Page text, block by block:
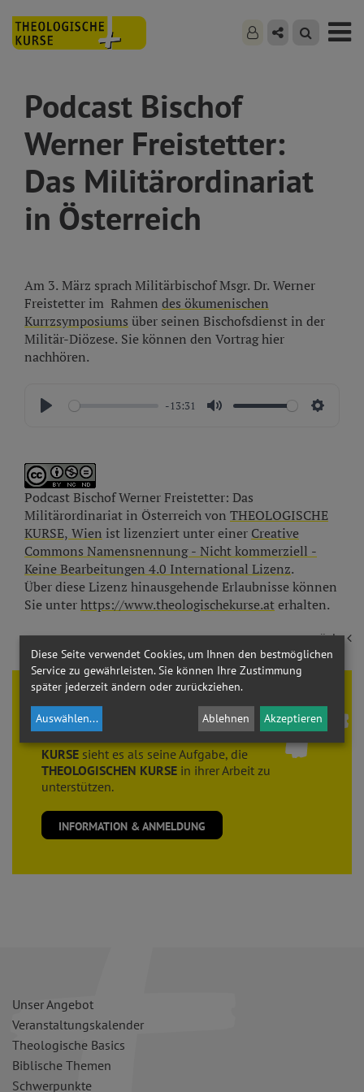
Podcast Bischof
Werner Freistetter:
Das Militärordinariat
in Österreich
Am 3. März sprach Militärbischof Msgr. Dr. Werner
Freistetter im Rahmen des ökumenischen
Kurrzsymposiums über seinen Bischofsdienst in der
Militär-Diözese. Sie können den Vortrag hier
nachhören.
-13:31
Podcast Bischof Werner Freistetter: Das
Militärordinariat in Österreichvon THEOLOGISCHE
KURSE, Wien ist lizenziert unter einer Creative
Commons Namensnennung - Nicht kommerziell -
Keine Bearbeitungen 4.0 International Lizenz.
Über diese Lizenz hinausgehende Erlaubnisse können
Sie unterhttps://www.theologischekurse.aterhalten.
zurück
Theologie brauchtFREUNDE
KURSE sieht es als seine Aufgabe, die
THEOLOGISCHEN KURSE in ihrer Arbeit zu
unterstützen.
INFORMATION & ANMELDUNG
Unser Angebot
Veranstaltungskalender
Theologische Basics
Biblische Themen
Schwerpunkte
Diese Seite verwendet Cookies, um Ihnen den bestmöglichen
Service zu gewährleisten. Sie können Ihre Zustimmung
später jederzeit ändern oder zurückziehen.
Auswählen... Ablehnen Akzeptieren